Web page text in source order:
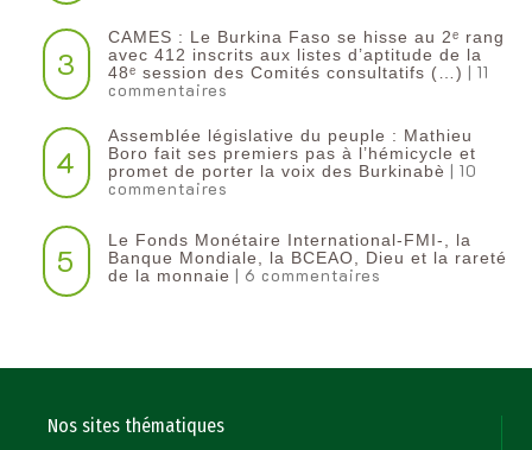
3
CAMES : Le Burkina Faso se hisse au 2ᵉ rang
avec 412 inscrits aux listes d’aptitude de la
48ᵉ session des Comités consultatifs (…) | 11
commentaires
4
Assemblée législative du peuple : Mathieu
Boro fait ses premiers pas à l’hémicycle et
promet de porter la voix des Burkinabè | 10
commentaires
5
Le Fonds Monétaire International-FMI-, la
Banque Mondiale, la BCEAO, Dieu et la rareté
de la monnaie | 6 commentaires
Nos sites thématiques